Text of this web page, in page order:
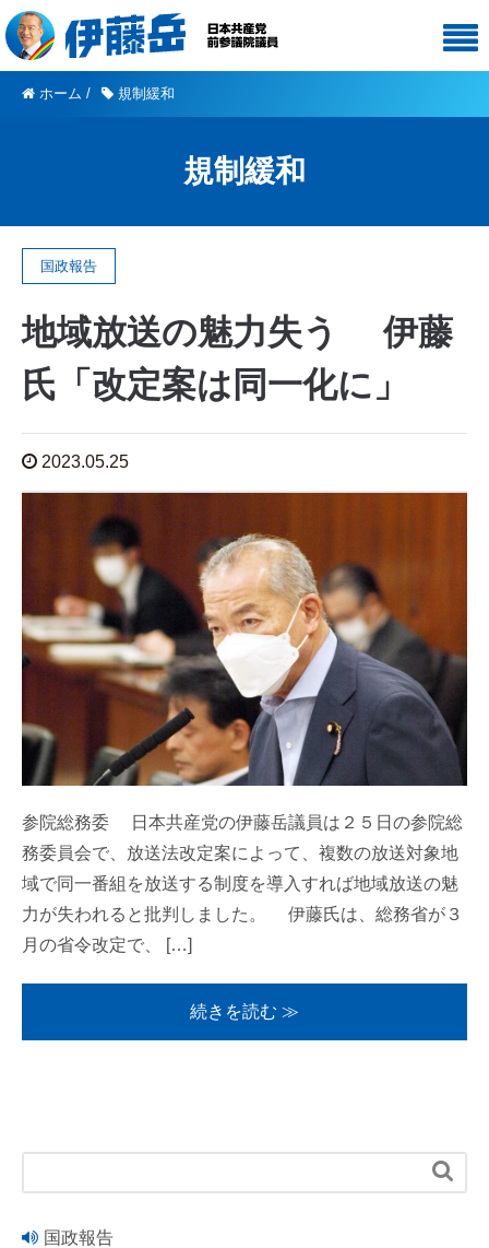
ホーム / 規制緩和
規制緩和
国政報告
地域放送の魅力失う 伊藤
氏「改定案は同一化に」
2023.05.25
参院総務委 日本共産党の伊藤岳議員は２５日の参院総
務委員会で、放送法改定案によって、複数の放送対象地
域で同一番組を放送する制度を導入すれば地域放送の魅
力が失われると批判しました。 伊藤氏は、総務省が３
月の省令改定で、 […]
続きを読む ≫

国政報告